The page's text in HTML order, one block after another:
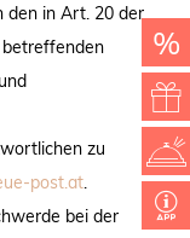
Webseite
%
den in Art. 20 der
betreffenden
zu
post.at.
bei der